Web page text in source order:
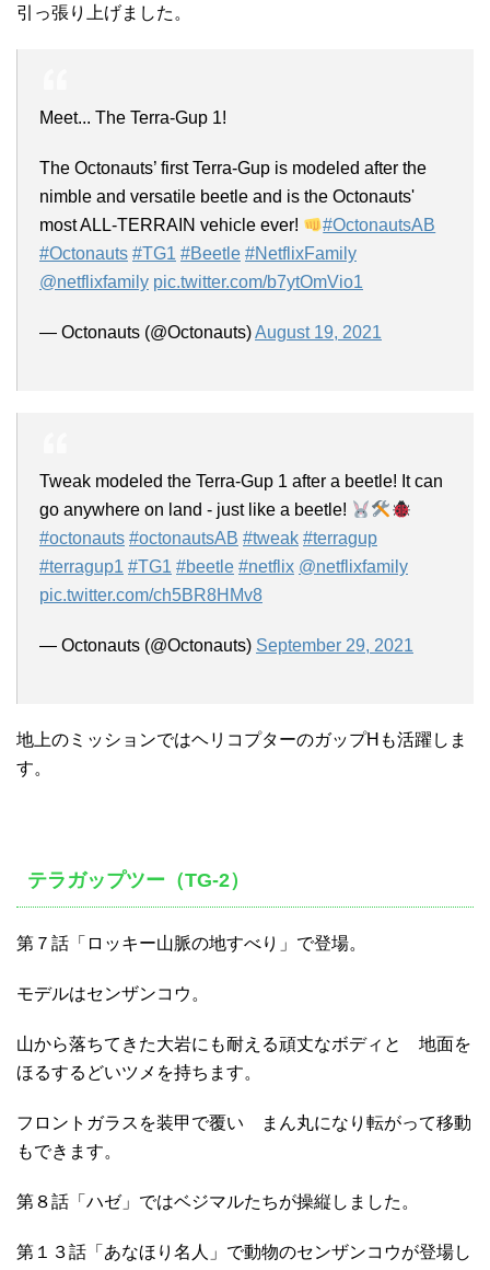
引っ張り上げました。
Meet... The Terra-Gup 1!
The Octonauts’ first Terra-Gup is modeled after the
nimble and versatile beetle and is the Octonauts'
most ALL-TERRAIN vehicle ever!
#OctonautsAB
#Octonauts #TG1 #Beetle #NetflixFamily
@netflixfamily pic.twitter.com/b7ytOmVio1
— Octonauts (@Octonauts)August 19, 2021
Tweak modeled the Terra-Gup 1 after a beetle! It can
go anywhere on land - just like a beetle!
#octonauts #octonautsAB #tweak #terragup
#terragup1 #TG1 #beetle #netflix @netflixfamily
pic.twitter.com/ch5BR8HMv8
— Octonauts (@Octonauts) September 29, 2021
地上のミッションではヘリコプターのガップHも活躍しま
す。
テラガップツー（TG-2）
第７話「ロッキー山脈の地すべり」で登場。
モデルはセンザンコウ。
山から落ちてきた大岩にも耐える頑丈なボディと 地面を
ほるするどいツメを持ちます。
フロントガラスを装甲で覆い まん丸になり転がって移動
もできます。
第８話「ハゼ」ではベジマルたちが操縦しました。
第１３話「あなほり名人」で動物のセンザンコウが登場し